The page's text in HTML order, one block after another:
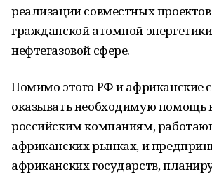
реализации совместных
гражданской атомной
нефтегазовой сфере.
Помимо этого РФ и африканские
оказывать необходимую
российским компаниям,
африканских рынках, и
африканских государств,